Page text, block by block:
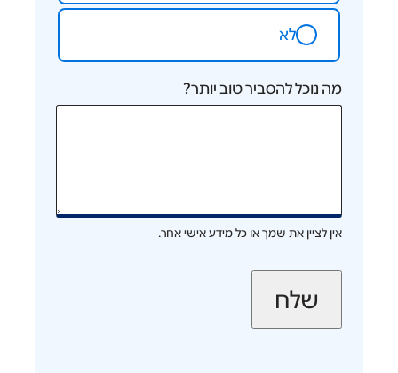
לא
מה נוכל להסביר טוב יותר?
אין לציין את שמך או כל מידע אישי אחר.